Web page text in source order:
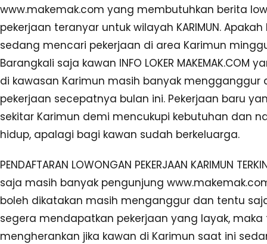
www.makemak.com yang membutuhkan berita
pekerjaan teranyar untuk wilayah KARIMUN.
sedang mencari pekerjaan di area Karimun
Barangkali saja kawan INFO LOKER MAKEMAK.COM
di kawasan Karimun masih banyak mengganggur
pekerjaan secepatnya bulan ini. Pekerjaan baru
sekitar Karimun demi mencukupi kebutuhan dan
hidup, apalagi bagi kawan sudah berkeluarga.
PENDAFTARAN LOWONGAN PEKERJAAN KARIMUN
saja masih banyak pengunjung
boleh dikatakan masih menganggur dan tentu
segera mendapatkan pekerjaan yang layak, maka
mengherankan jika kawan di Karimun saat ini